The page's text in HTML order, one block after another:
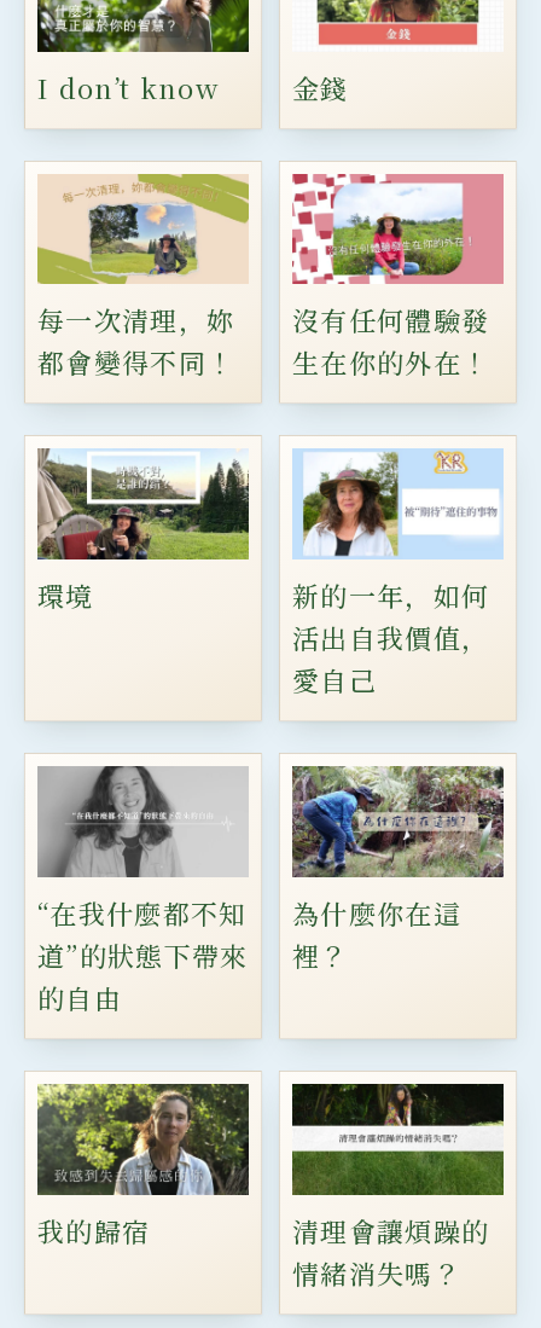
I don’t know 金錢
每一次清理，妳
都會變得不同！
沒有任何體驗發
生在你的外在！
環境
新的一年，如何
活出自我價值，
愛自己
“在我什麼都不知
道”的狀態下帶來
的自由
為什麼你在這
裡？
我的歸宿
清理會讓煩躁的
情緒消失嗎？